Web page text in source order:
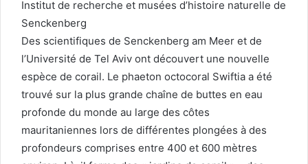
Institut de recherche et musées d’histoire naturelle de
Senckenberg
Des scientifiques de Senckenberg am Meer et de
l’Université de Tel Aviv ont découvert une nouvelle
espèce de corail. Le phaeton octocoral Swiftia a été
trouvé sur la plus grande chaîne de buttes en eau
profonde du monde au large des côtes
mauritaniennes lors de différentes plongées à des
profondeurs comprises entre 400 et 600 mètres